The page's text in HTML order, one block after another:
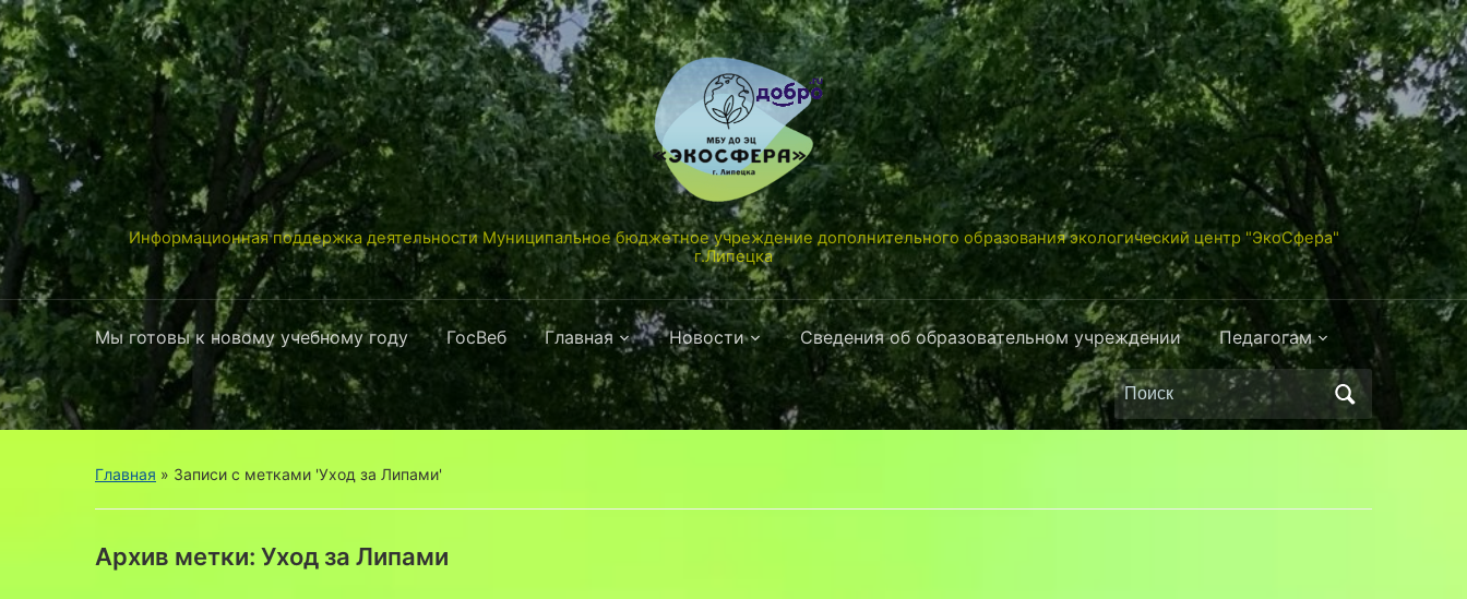
Информационная поддержка деятельности Муниципальное бюджетное учреждение дополнительного образования экологический центр "ЭкоСфера"
г.Липецка
Мы готовы к новому учебному году ГосВеб Главная Новости Сведения об образовательном учреждении Педагогам
Поиск
по:
Главная » Записи с метками 'Уход за Липами'
Архив метки: Уход за Липами